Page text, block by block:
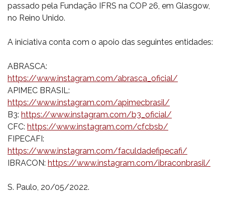
passado pela Fundação IFRS na COP 26, em Glasgow,
no Reino Unido.
A iniciativa conta com o apoio das seguintes entidades:
ABRASCA:
https://www.instagram.com/abrasca_oficial/
APIMEC BRASIL:
https://www.instagram.com/apimecbrasil/
B3: https://www.instagram.com/b3_oficial/
CFC: https://www.instagram.com/cfcbsb/
FIPECAFI:
https://www.instagram.com/faculdadefipecafi/
IBRACON: https://www.instagram.com/ibraconbrasil/
S. Paulo, 20/05/2022.